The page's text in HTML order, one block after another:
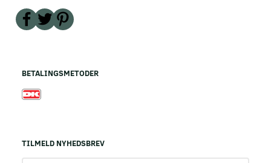
BETALINGSMETODER
TILMELD NYHEDSBREV